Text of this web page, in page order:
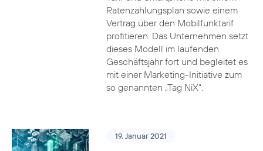
Ratenzahlungsplan sowie einem
Vertrag über den Mobilfunktarif
profitieren. Das Unternehmen setzt
dieses Modell im laufenden
Geschäftsjahr fort und begleitet es
mit einer Marketing-Initiative zum
so genannten „Tag NiX“.
19. Januar 2021